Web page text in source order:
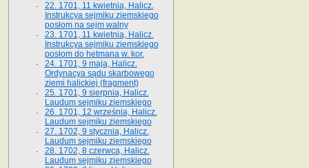
22. 1701, 11 kwietnia, Halicz.
Instrukcya sejmiku ziemskiego
posłom na sejm walny
23. 1701, 11 kwietnia, Halicz.
Instrukcya sejmiku ziemskiego
posłom do hetmana w. kor.
24. 1701, 9 maja, Halicz.
Ordynacya sądu skarbowego
ziemi halickiej (fragment)
25. 1701, 9 sierpnia, Halicz.
Laudum sejmiku ziemskiego
26. 1701, 12 września, Halicz.
Laudum sejmiku ziemskiego
27. 1702, 9 stycznia, Halicz.
Laudum sejmiku ziemskiego
28. 1702, 8 czerwca, Halicz.
Laudum sejmiku ziemskiego